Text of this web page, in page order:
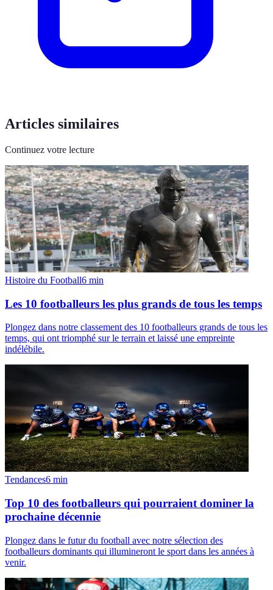
Articles similaires
Continuez votre lecture
Histoire du Football6 min
Les 10 footballeurs les plus grands de tous les temps
Plongez dans notre classement des 10 footballeurs grands de tous les
temps, qui ont triomphé sur le terrain et laissé une empreinte
indélébile.
Tendances6 min
Top 10 des footballeurs qui pourraient dominer la
prochaine décennie
Plongez dans le futur du football avec notre sélection des
footballeurs dominants qui illumineront le sport dans les années à
venir.